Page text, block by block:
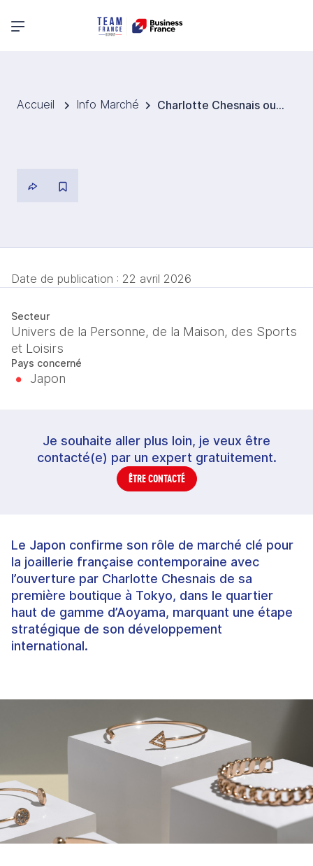
Menu principal
Accueil Info Marché Charlotte Chesnais ouvre sa première boutique au Japon
Date de publication : 22 avril 2026
Secteur
Univers de la Personne, de la Maison, des Sports
et Loisirs
Pays concerné
Japon
Je souhaite aller plus loin, je veux être
contacté(e) par un expert gratuitement.
ÊTRE CONTACTÉ
Le Japon confirme son rôle de marché clé pour
la joaillerie française contemporaine avec
l’ouverture par Charlotte Chesnais de sa
première boutique à Tokyo, dans le quartier
haut de gamme d’Aoyama, marquant une étape
stratégique de son développement
international.